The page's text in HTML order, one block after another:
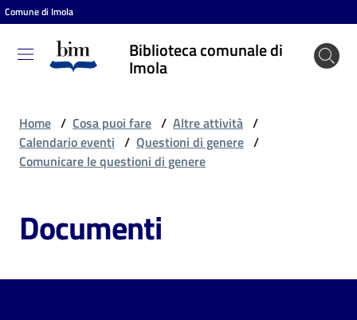
Vai al contenuto
Vai alla navigazione
Vai al footer
Comune di Imola
Biblioteca comunale di
Imola
Biblioteca
comunale
Cosa
fare
Home / Cosa puoi fare / Altre attività /
Calendario eventi / Questioni di genere /
Comunicare le questioni di genere
Documenti